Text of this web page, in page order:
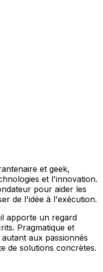
et geek,
et l'innovation.
pour aider les
de l'idée à l'exécution.
apporte un regard
Pragmatique et
aux passionnés
de solutions concrètes.